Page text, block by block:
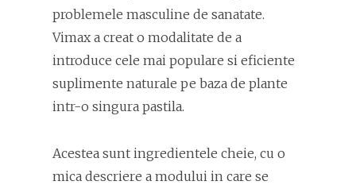
problemele masculine de sanatate.
Vimax a creat o modalitate de a
introduce cele mai populare si eficiente
suplimente naturale pe baza de plante
intr-o singura pastila.
Acestea sunt ingredientele cheie, cu o
mica descriere a modului in care se